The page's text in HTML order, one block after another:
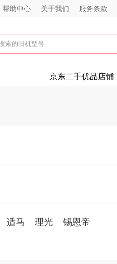
帮助中心 关于我们 服务条款
京东二手优品店铺
适马 理光
锡恩帝